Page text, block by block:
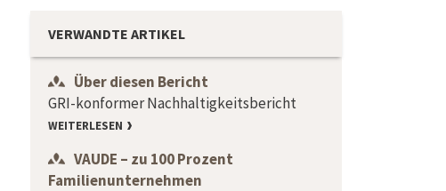
VERWANDTE ARTIKEL
Über diesen Bericht
GRI-konformer Nachhaltigkeitsbericht
WEITERLESEN
VAUDE – zu 100 Prozent
Familienunternehmen